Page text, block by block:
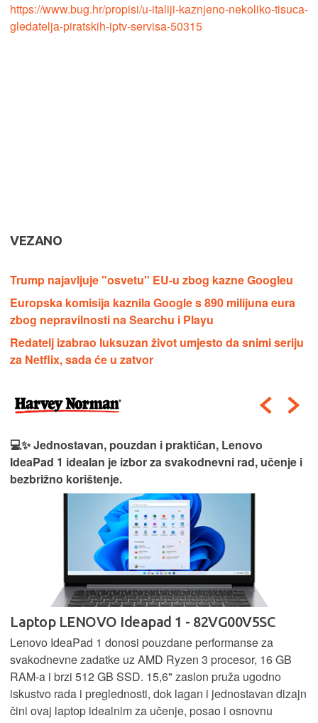
https://www.bug.hr/propisi/u-italiji-kaznjeno-nekoliko-tisuca-
gledatelja-piratskih-iptv-servisa-50315
VEZANO
Trump najavljuje "osvetu" EU-u zbog kazne Googleu
Europska komisija kaznila Google s 890 milijuna eura
zbog nepravilnosti na Searchu i Playu
Redatelj izabrao luksuzan život umjesto da snimi seriju
za Netflix, sada će u zatvor
💻✨ Jednostavan, pouzdan i praktičan, Lenovo
IdeaPad 1 idealan je izbor za svakodnevni rad, učenje i
bezbrižno korištenje.
Laptop LENOVO Ideapad 1 - 82VG00V5SC
Lenovo IdeaPad 1 donosi pouzdane performanse za
svakodnevne zadatke uz AMD Ryzen 3 procesor, 16 GB
RAM-a i brzi 512 GB SSD. 15,6" zaslon pruža ugodno
iskustvo rada i preglednosti, dok lagan i jednostavan dizajn
čini ovaj laptop idealnim za učenje, posao i osnovnu